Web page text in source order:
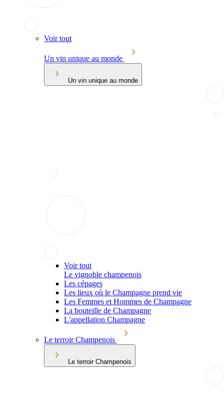
Voir tout
Un vin unique au monde
Un vin unique au monde
Voir tout
Le vignoble champenois
Les cépages
Les lieux où le Champagne prend vie
Les Femmes et Hommes de Champagne
La bouteille de Champagne
L'appellation Champagne
Le terroir Champenois
Le terroir Champenois